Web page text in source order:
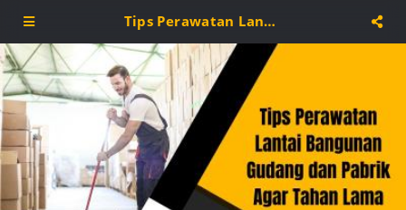
Tips Perawatan Lantai Bangunan Gudang dan Pabrik Agar Tahan Lama